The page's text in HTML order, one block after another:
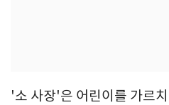
'소 사장'은 어린이를 가르